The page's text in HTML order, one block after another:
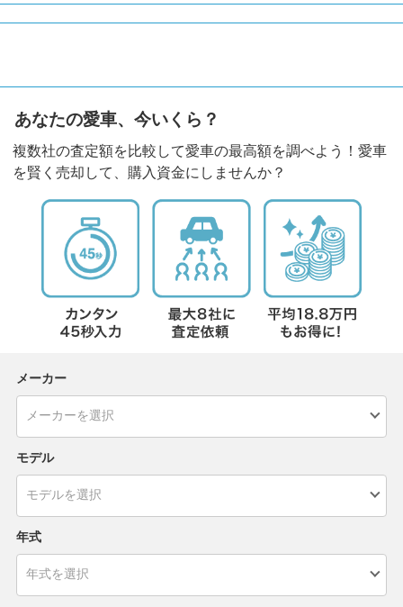
あなたの愛車、今いくら？
複数社の査定額を比較して愛車の最高額を調べよう！愛車
を賢く売却して、購入資金にしませんか？
メーカー
モデル
年式